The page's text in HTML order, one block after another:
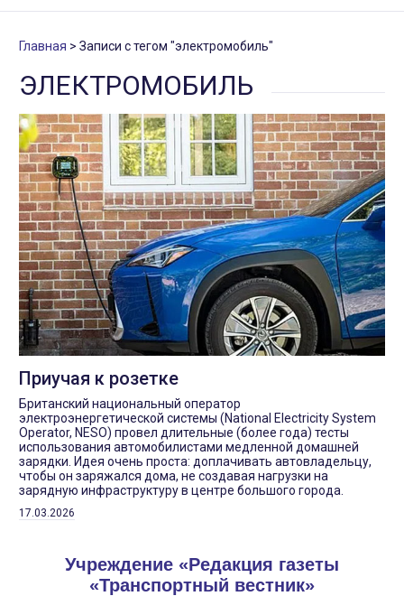
Главная Записи с тегом "электромобиль"
ЭЛЕКТРОМОБИЛЬ
Приучая к розетке
Британский национальный оператор
электроэнергетической системы (National Electricity System
Operator, NESO) провел длительные (более года) тесты
использования автомобилистами медленной домашней
зарядки. Идея очень проста: доплачивать автовладельцу,
чтобы он заряжался дома, не создавая нагрузки на
зарядную инфраструктуру в центре большого города.
17.03.2026
Учреждение «Редакция газеты
«Транспортный вестник»